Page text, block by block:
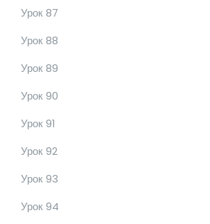
Урок 87
Урок 88
Урок 89
Урок 90
Урок 91
Урок 92
Урок 93
Урок 94